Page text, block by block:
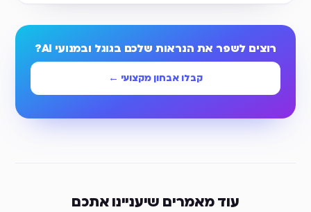
רוצים לשפר את הנראות שלכם בגוגל ובמנועי AI?
קבלו אבחון מקצועי ←
עוד מאמרים שיעניינו אתכם